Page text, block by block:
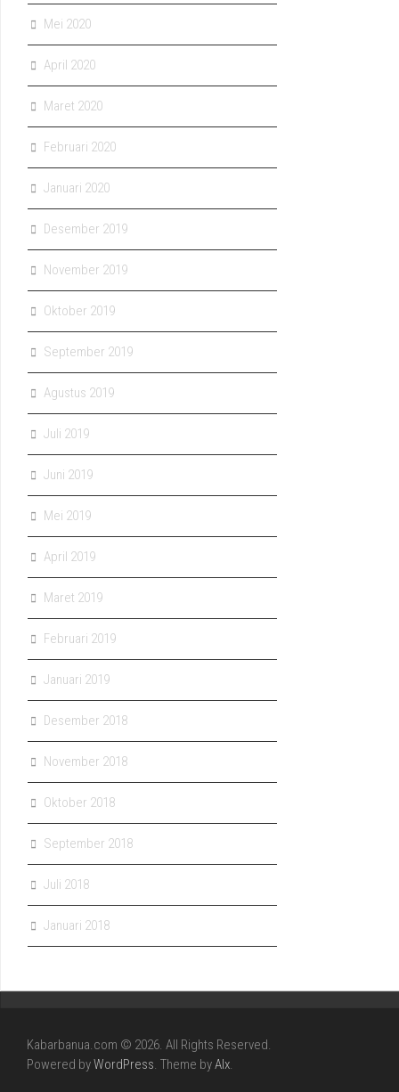
Mei 2020
April 2020
Maret 2020
Februari 2020
Januari 2020
Desember 2019
November 2019
Oktober 2019
September 2019
Agustus 2019
Juli 2019
Juni 2019
Mei 2019
April 2019
Maret 2019
Februari 2019
Januari 2019
Desember 2018
November 2018
Oktober 2018
September 2018
Juli 2018
Januari 2018
Kabarbanua.com © 2026. All Rights Reserved.
Powered byWordPress. Theme byAlx.